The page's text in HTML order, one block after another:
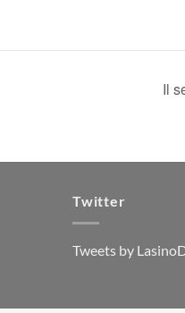
Il
Twitter
Tweets by